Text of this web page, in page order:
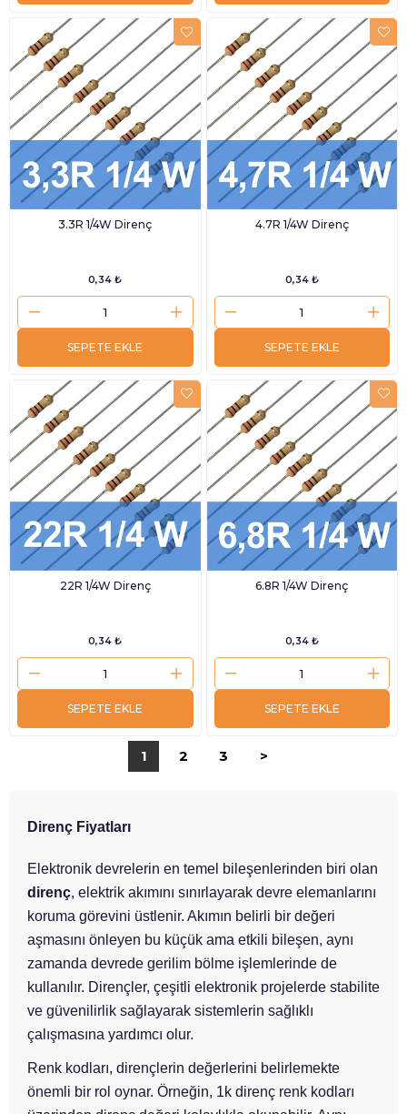
3.3R 1/4W Direnç
0,34 ₺
SEPETE EKLE
4.7R 1/4W Direnç
0,34 ₺
SEPETE EKLE
22R 1/4W Direnç
0,34 ₺
SEPETE EKLE
6.8R 1/4W Direnç
0,34 ₺
SEPETE EKLE
1 2 3 >
Direnç Fiyatları
Elektronik devrelerin en temel bileşenlerinden biri olan
direnç, elektrik akımını sınırlayarak devre elemanlarını
koruma görevini üstlenir. Akımın belirli bir değeri
aşmasını önleyen bu küçük ama etkili bileşen, aynı
zamanda devrede gerilim bölme işlemlerinde de
kullanılır. Dirençler, çeşitli elektronik projelerde stabilite
ve güvenilirlik sağlayarak sistemlerin sağlıklı
çalışmasına yardımcı olur.
Renk kodları, dirençlerin değerlerini belirlemekte
önemli bir rol oynar. Örneğin, 1k direnç renk kodları